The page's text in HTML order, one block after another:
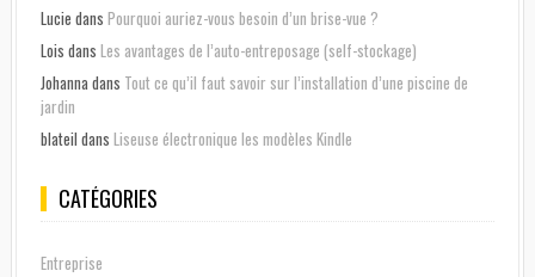
Lucie dans Pourquoi auriez-vous besoin d’un brise-vue ?
Lois dans Les avantages de l’auto-entreposage (self-stockage)
Johannadans Tout ce qu’il faut savoir sur l’installation d’une piscine de
jardin
blateil dans Liseuse électronique les modèles Kindle
CATÉGORIES
Entreprise